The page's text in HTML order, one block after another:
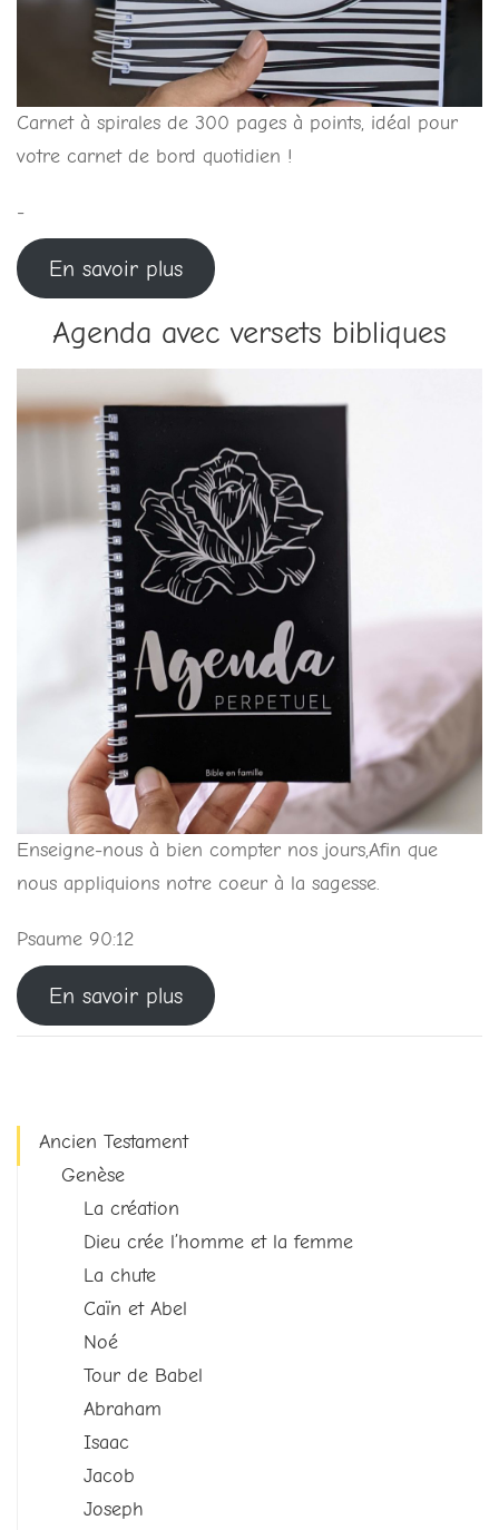
Carnet à spirales de 300 pages à points, idéal pour
votre carnet de bord quotidien !
-
En savoir plus
Agenda avec versets bibliques
Enseigne-nous à bien compter nos jours,Afin que
nous appliquions notre coeur à la sagesse.
Psaume 90:12
En savoir plus
Ancien Testament
Genèse
La création
Dieu crée l’homme et la femme
La chute
Caïn et Abel
Noé
Tour de Babel
Abraham
Isaac
Jacob
Joseph